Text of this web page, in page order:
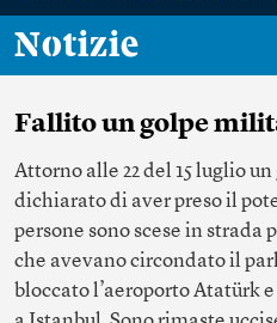
Notizie
Fallito un golpe
Attorno alle 22 del 15 luglio
dichiarato di aver preso il
persone sono scese in strada
che avevano circondato il
bloccato l’aeroporto Atatürk